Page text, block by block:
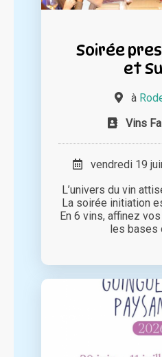
Soirée
et
à
Vins
vendredi 19
L’univers du vin
La soirée initiation
En 6 vins, affinez
les bases